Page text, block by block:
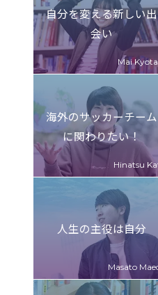
自分を変える新しい出
会い
海外のサッカーチーム
に関わりたい！
人生の主役は自分